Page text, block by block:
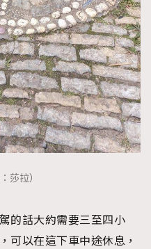
莎拉）
的話大約需要三至四小
可以在這下車中途休息，